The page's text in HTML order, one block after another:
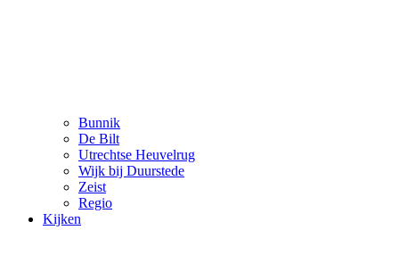
Bunnik
De Bilt
Utrechtse Heuvelrug
Wijk bij Duurstede
Zeist
Regio
Kijken